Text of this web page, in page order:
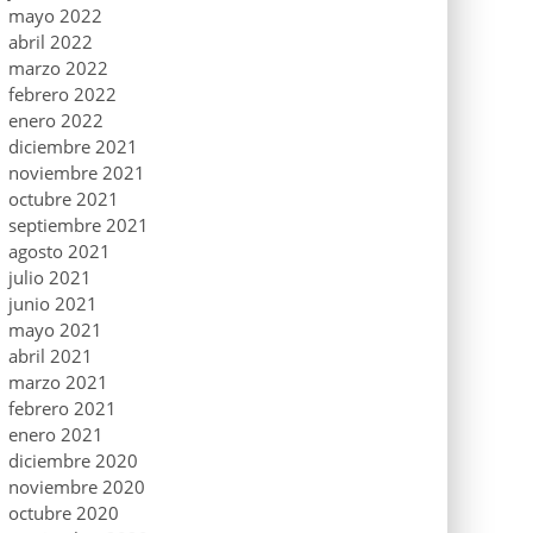
mayo 2022
abril 2022
marzo 2022
febrero 2022
enero 2022
diciembre 2021
noviembre 2021
octubre 2021
septiembre 2021
agosto 2021
julio 2021
junio 2021
mayo 2021
abril 2021
marzo 2021
febrero 2021
enero 2021
diciembre 2020
noviembre 2020
octubre 2020